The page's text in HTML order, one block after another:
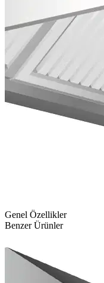
Genel Özellikler
Benzer Ürünler